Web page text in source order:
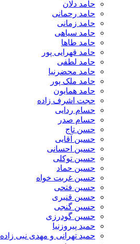
حامد دلان
حامد رحمانی
حامد زمانی
حامد سیاهی
حامد طاها
حامد قهرایی پور
حامد لطفی
حامد محضرنیا
حامد ملک پور
حامد همایون
حجت اشرف زاده
حسام ردایی
حسام صدر
حسن تاج
حسین آقایی
حسین احسانی
حسین توکلی
حسین حماد
حسین غربت خواه
حسین فتحی
حسین قنبری
حسین گنجی
حسین گودرزی
حمید پیروزنیا
حمید تهرانی و مهدی نبی زاده